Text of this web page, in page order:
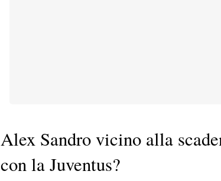
Alex Sandro vicino alla
con la Juventus?